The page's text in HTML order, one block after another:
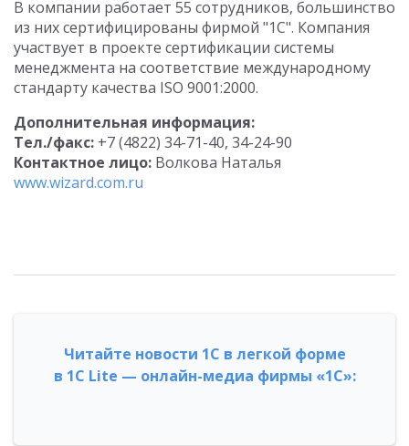
В компании работает 55 сотрудников, большинство
из них сертифицированы фирмой "1С". Компания
участвует в проекте сертификации системы
менеджмента на соответствие международному
стандарту качества ISО 9001:2000.
Дополнительная информация:
Тел./факс: +7 (4822) 34-71-40, 34-24-90
Контактное лицо: Волкова Наталья
www.wizard.com.ru
Читайте новости 1С в легкой форме
в 1С Lite — онлайн-медиа фирмы «1С»: